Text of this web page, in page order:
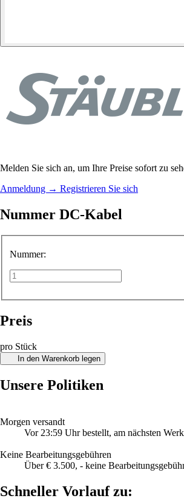
Melden Sie sich an, um Ihre Preise sofort zu
Anmeldung → Registrieren Sie sich
Nummer DC-Kabel
Nummer:
Preis
pro Stück
In den Warenkorb legen
Unsere Politiken
Morgen versandt
Vor 23:59 Uhr bestellt, am nächsten
Keine Bearbeitungsgebühren
Über € 3.500, - keine
Schneller Vorlauf zu: